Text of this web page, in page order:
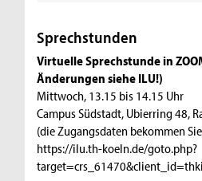
Sprechstunden
Virtuelle Sprechstunde in
Änderungen siehe ILU!)
Mittwoch, 13.15 bis 14.15 Uhr
Campus Südstadt, Ubierring 48,
(die Zugangsdaten bekommen
https://ilu.th-koeln.de/goto.php?